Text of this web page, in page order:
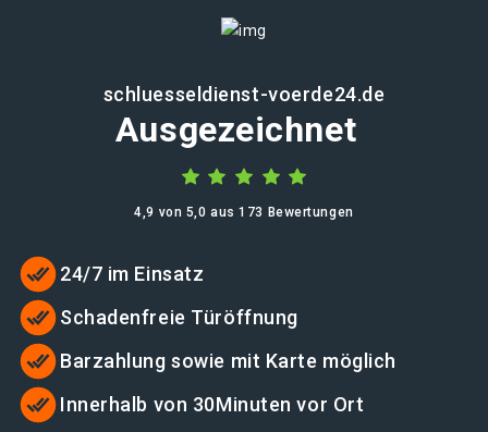
schluesseldienst-voerde24.de
Ausgezeichnet
4,9 von 5,0 aus 173 Bewertungen
24/7 im Einsatz
Schadenfreie Türöffnung
Barzahlung sowie mit Karte möglich
Innerhalb von 30Minuten vor Ort